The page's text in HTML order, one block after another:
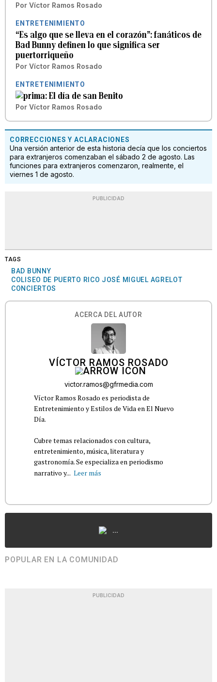
Por Víctor Ramos Rosado
ENTRETENIMIENTO
“Es algo que se lleva en el corazón”: fanáticos de
Bad Bunny definen lo que significa ser
puertorriqueño
Por Víctor Ramos Rosado
ENTRETENIMIENTO
El día de san Benito
Por Víctor Ramos Rosado
CORRECCIONES Y ACLARACIONES
Una versión anterior de esta historia decía que los conciertos
para extranjeros comenzaban el sábado 2 de agosto. Las
funciones para extranjeros comenzaron, realmente, el
viernes 1 de agosto.
PUBLICIDAD
TAGS
BAD BUNNY
COLISEO DE PUERTO RICO JOSÉ MIGUEL AGRELOT
CONCIERTOS
ACERCA DEL AUTOR
VÍCTOR RAMOS ROSADO
victor.ramos@gfrmedia.com
Víctor Ramos Rosado es periodista de
Entretenimiento y Estilos de Vida en El Nuevo
Día.
Cubre temas relacionados con cultura,
entretenimiento, música, literatura y
gastronomía. Se especializa en periodismo
narrativo y... Leer más
...
POPULAR EN LA COMUNIDAD
PUBLICIDAD